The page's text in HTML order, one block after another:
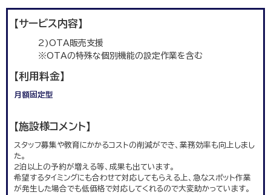
【サービス内容】
2)OTA販売支援
※OTAの特殊な個別機能の設定作業を含む
【利用料金】
月額固定型
【施設様コメント】
スタッフ募集や教育にかかるコストの削減ができ、業務効率も向上しまし
た。
2泊以上の予約が増える等、成果も出ています。
希望するタイミングにも合わせて対応してもらえる上、急なスポット作業
が発生した場合でも低価格で対応してくれるので大変助かっています。